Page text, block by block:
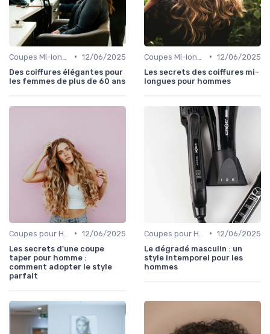
• 12/06/2025
Des coiffures élégantes pour
les femmes de plus de 60 ans
• 12/06/2025
Les secrets des coiffures mi-
longues pour hommes
• 12/06/2025
Les secrets d'une coupe
taper pour homme :
comment adopter le style
parfait
• 12/06/2025
Le dégradé masculin : un
style intemporel pour les
hommes